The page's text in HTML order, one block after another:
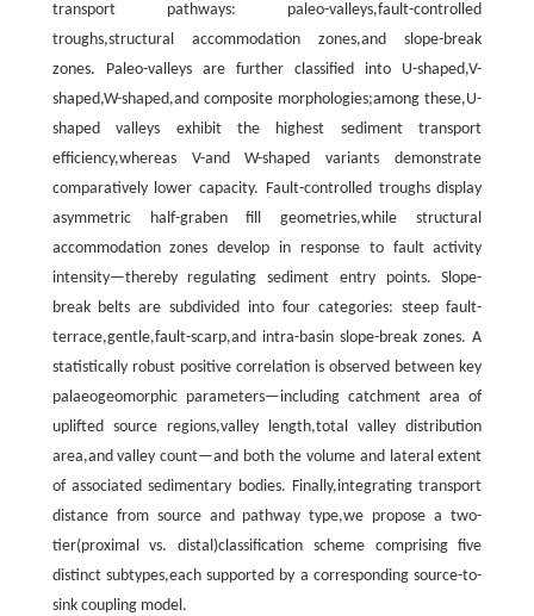
transport pathways: paleo-valleys,fault-controlled
troughs,structural accommodation zones,and slope-break
zones. Paleo-valleys are further classified into U-shaped,V-
shaped,W-shaped,and composite morphologies;among these,U-
shaped valleys exhibit the highest sediment transport
efficiency,whereas V-and W-shaped variants demonstrate
comparatively lower capacity. Fault-controlled troughs display
asymmetric half-graben fill geometries,while structural
accommodation zones develop in response to fault activity
intensity—thereby regulating sediment entry points. Slope-
break belts are subdivided into four categories: steep fault-
terrace,gentle,fault-scarp,and intra-basin slope-break zones. A
statistically robust positive correlation is observed between key
palaeogeomorphic parameters—including catchment area of
uplifted source regions,valley length,total valley distribution
area,and valley count—and both the volume and lateral extent
of associated sedimentary bodies. Finally,integrating transport
distance from source and pathway type,we propose a two-
tier(proximal vs. distal)classification scheme comprising five
distinct subtypes,each supported by a corresponding source-to-
sink coupling model.